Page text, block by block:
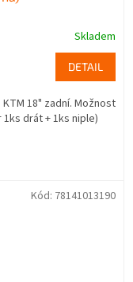
Skladem
DETAIL
18" zadní. Možnost
drát + 1ks niple)
Kód: 78141013190